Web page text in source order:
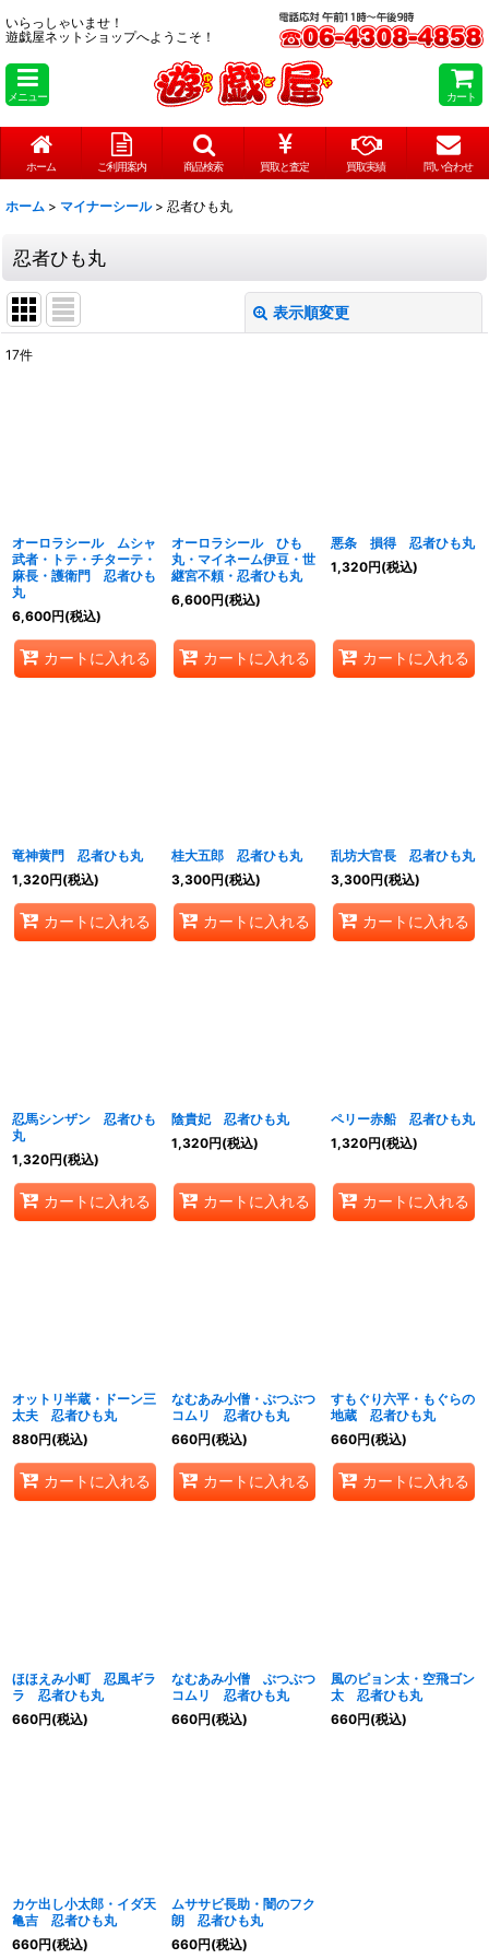
いらっしゃいませ！
遊戯屋ネットショップへようこそ！
メニュー カート
ホーム ご利用案内 商品検索 買取と査定 買取実績 問い合わせ
ホーム > マイナーシール > 忍者ひも丸
忍者ひも丸
表示順変更
17件
オーロラシール ムシャ
武者・トテ・チターテ・
麻長・護衛門 忍者ひも
丸
6,600円(税込)
カートに入れる
オーロラシール ひも
丸・マイネーム伊豆・世
継宮不頼・忍者ひも丸
6,600円(税込)
カートに入れる
悪条 損得 忍者ひも丸
1,320円(税込)
カートに入れる
竜神黄門 忍者ひも丸
1,320円(税込)
カートに入れる
桂大五郎 忍者ひも丸
3,300円(税込)
カートに入れる
乱坊大官長 忍者ひも丸
3,300円(税込)
カートに入れる
忍馬シンザン 忍者ひも
丸
1,320円(税込)
カートに入れる
陰貴妃 忍者ひも丸
1,320円(税込)
カートに入れる
ペリー赤船 忍者ひも丸
1,320円(税込)
カートに入れる
オットリ半蔵・ドーン三
太夫 忍者ひも丸
880円(税込)
カートに入れる
なむあみ小僧・ぶつぶつ
コムリ 忍者ひも丸
660円(税込)
カートに入れる
すもぐり六平・もぐらの
地蔵 忍者ひも丸
660円(税込)
カートに入れる
ほほえみ小町 忍風ギラ
ラ 忍者ひも丸
660円(税込)
なむあみ小僧 ぶつぶつ
コムリ 忍者ひも丸
660円(税込)
風のピョン太・空飛ゴン
太 忍者ひも丸
660円(税込)
カケ出し小太郎・イダ天
亀吉 忍者ひも丸
660円(税込)
ムササビ長助・闇のフク
朗 忍者ひも丸
660円(税込)